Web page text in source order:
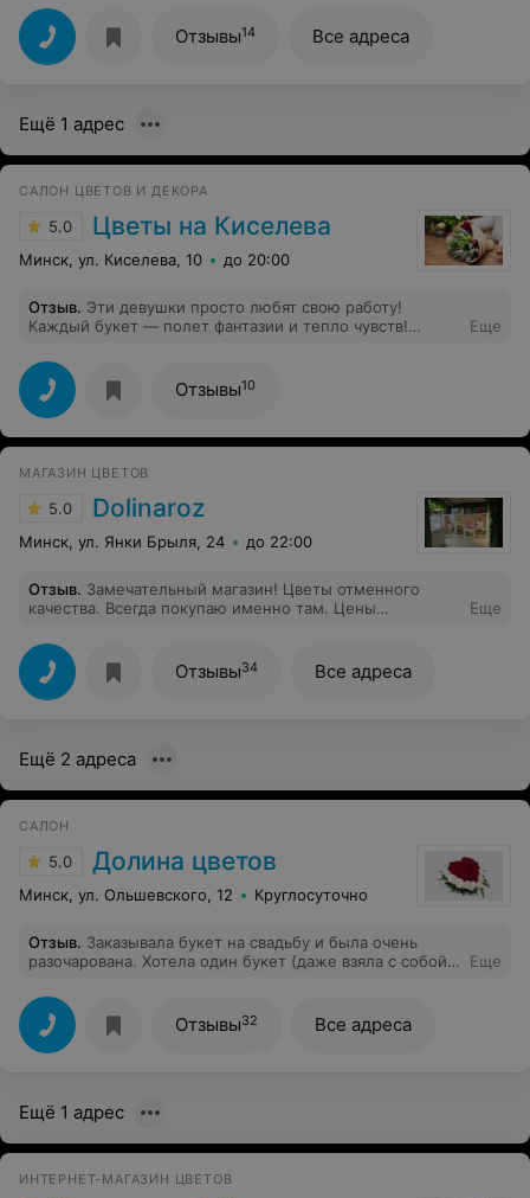
свидетельницы, а также украшение бокалов. Работала
с нами мастер Екатерина. Все получилось очень
стильное, выдержано в нужной цветовой гамме,
неповторимое ... Сколько я пересмотрела перед
подобрать и сделать именно так, что букет стал
восторге от букета-дублера! А также упаковывали там
подарки для родственников жениха. Получилось очень
нежно, воздушно, именно по-свадебному.
Отзывы14 Все адреса
Ещё 1 адрес
САЛОН ЦВЕТОВ И ДЕКОРА
5.0 Цветы на Киселева
Минск, ул. Киселева, 10 до 20:00
Отзыв. Эти девушки просто любят свою работу!
Каждый букет — полет фантазии и тепло чувств!
Еще
Отзывы10
МАГАЗИН ЦВЕТОВ
5.0 Dolinaroz
Минск, ул. Янки Брыля, 24 до 22:00
Отзыв. Замечательный магазин! Цветы отменного
качества. Всегда покупаю именно там. Цены
Рекомендую! (Цветы, купленные на День матери
14.10.24 , еще стоят 14.11.24). Спасибо!
Еще
Отзывы34 Все адреса
Ещё 2 адреса
САЛОН
5.0 Долина цветов
Минск, ул. Ольшевского, 12 Круглосуточно
Отзыв. Заказывала букет на свадьбу и была очень
разочарована. Хотела один букет (даже взяла с собой
другое, но убеждали, что будет красиво. В итоге
получилось дорого и некрасиво. Не буду говорить, что
они плохие, просто покупайте/заказывайте то, что ВЫ
хотите, а не то что вам навязывают =(
Еще
Отзывы32 Все адреса
Ещё 1 адрес
ИНТЕРНЕТ-МАГАЗИН ЦВЕТОВ